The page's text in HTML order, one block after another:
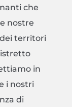
che
nostre
dei territori
in
i nostri
di